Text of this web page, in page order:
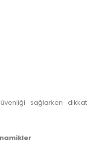
sağlarken dikkat